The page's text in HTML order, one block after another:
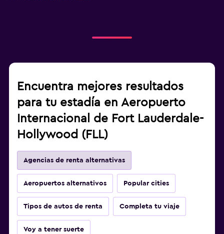
Encuentra mejores resultados
para tu estadía en Aeropuerto
Internacional de Fort Lauderdale-
Hollywood (FLL)
Agencias de renta alternativas
Aeropuertos alternativos Popular cities
Tipos de autos de renta Completa tu viaje
Voy a tener suerte